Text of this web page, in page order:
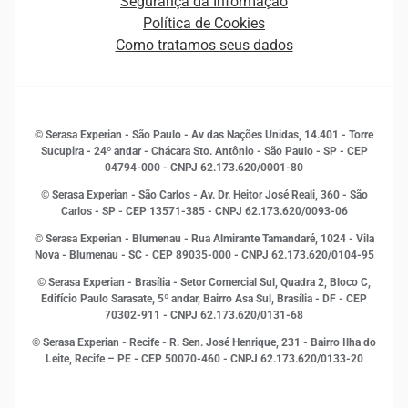
Empreendedorismo
Estudos e Pesquisas
Inovação e Tecnologia
Leis e impostos
Marketing
Open Finance
Proteção de Dados
Sustentabilidade Corporativa
Sala de Imprensa
Política de Cookies
Como tratamos seus dados
© Serasa Experian - São Paulo - Av das Nações Unidas, 14.401 - Torre
Sucupira - 24º andar - Chácara Sto. Antônio - São Paulo - SP - CEP
04794-000 - CNPJ 62.173.620/0001-80
© Serasa Experian - São Carlos - Av. Dr. Heitor José Reali, 360 - São
Carlos - SP - CEP 13571-385 - CNPJ 62.173.620/0093-06
© Serasa Experian - Blumenau - Rua Almirante Tamandaré, 1024 - Vila
Nova - Blumenau - SC - CEP 89035-000 - CNPJ 62.173.620/0104-95
© Serasa Experian - Brasília - Setor Comercial Sul, Quadra 2, Bloco C,
Edifício Paulo Sarasate, 5º andar, Bairro Asa Sul, Brasília - DF - CEP
70302-911 - CNPJ 62.173.620/0131-68
© Serasa Experian - Recife - R. Sen. José Henrique, 231 - Bairro Ilha do
Leite, Recife – PE - CEP 50070-460 - CNPJ 62.173.620/0133-20